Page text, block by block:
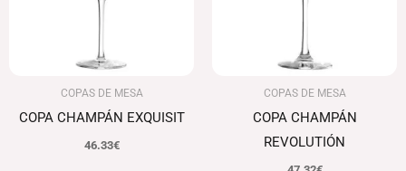
COPAS DE MESA
COPA CHAMPÁN EXQUISIT
46.33€
COPAS DE MESA
COPA CHAMPÁN
REVOLUTIÓN